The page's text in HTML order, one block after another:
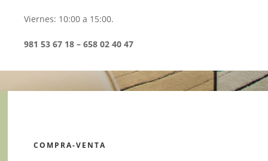
Viernes: 10:00 a 15:00.
981 53 67 18 – 658 02 40 47
COMPRA-VENTA